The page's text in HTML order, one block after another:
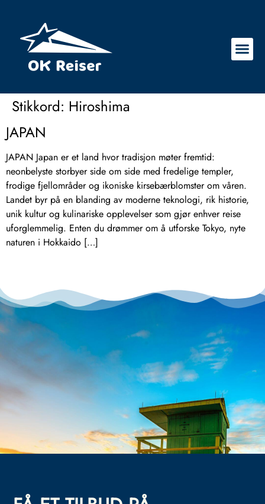
Stikkord: Hiroshima
JAPAN
JAPAN Japan er et land hvor tradisjon møter fremtid:
neonbelyste storbyer side om side med fredelige templer,
frodige fjellområder og ikoniske kirsebærblomster om våren.
Landet byr på en blanding av moderne teknologi, rik historie,
unik kultur og kulinariske opplevelser som gjør enhver reise
uforglemmelig. Enten du drømmer om å utforske Tokyo, nyte
naturen i Hokkaido […]